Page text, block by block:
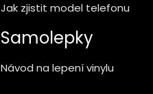
Jak zjistit model telefonu
Samolepky
Návod na lepení vinylu